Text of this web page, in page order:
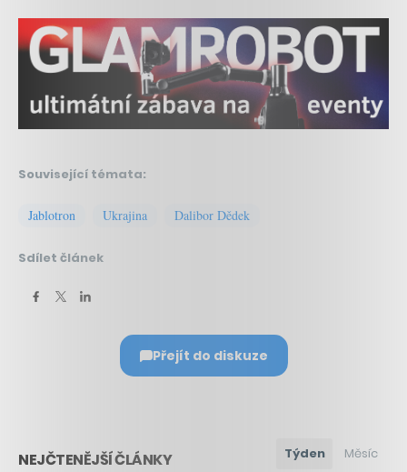
Související témata:
Jablotron Ukrajina Dalibor Dědek
Sdílet článek
Přejít do diskuze
NEJČTENĚJŠÍ ČLÁNKY Týden Měsíc